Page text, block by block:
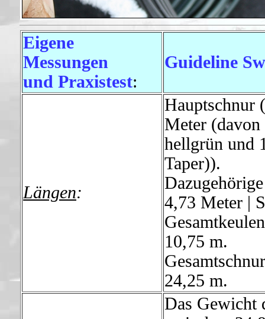
Eigene
Messungen
und Praxistest:
Guideline
Längen:
Hauptschnur
Meter
hellgrün und
Taper)).
4,73 Meter |
10,75 m.
24,25 m.
Das Gewicht